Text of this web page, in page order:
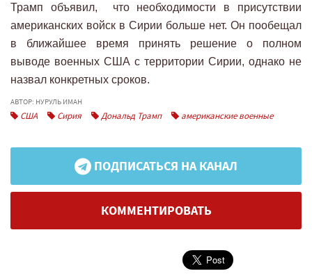
Трамп объявил, что необходимости в присутствии
американских войск в Сирии больше нет. Он пообещал
в ближайшее время принять решение о полном
выводе военных США с территории Сирии, однако не
назвал конкретных сроков.
АВТОР: НУРУЛЬ ИМАН
США Сирия Дональд Трамп американские военные
ПОДПИСАТЬСЯ НА КАНАЛ
КОММЕНТИРОВАТЬ